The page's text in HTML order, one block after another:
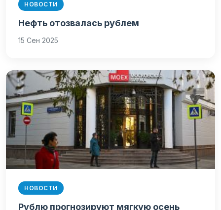
НОВОСТИ
Нефть отозвалась рублем
15 Сен 2025
НОВОСТИ
Рублю прогнозируют мягкую осень